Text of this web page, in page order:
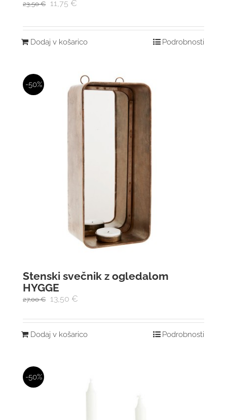
23,50€ 11,75 €
Dodaj v košarico Podrobnosti
-50%
Stenski svečnik z ogledalom
HYGGE
27,00€ 13,50 €
Dodaj v košarico Podrobnosti
-50%